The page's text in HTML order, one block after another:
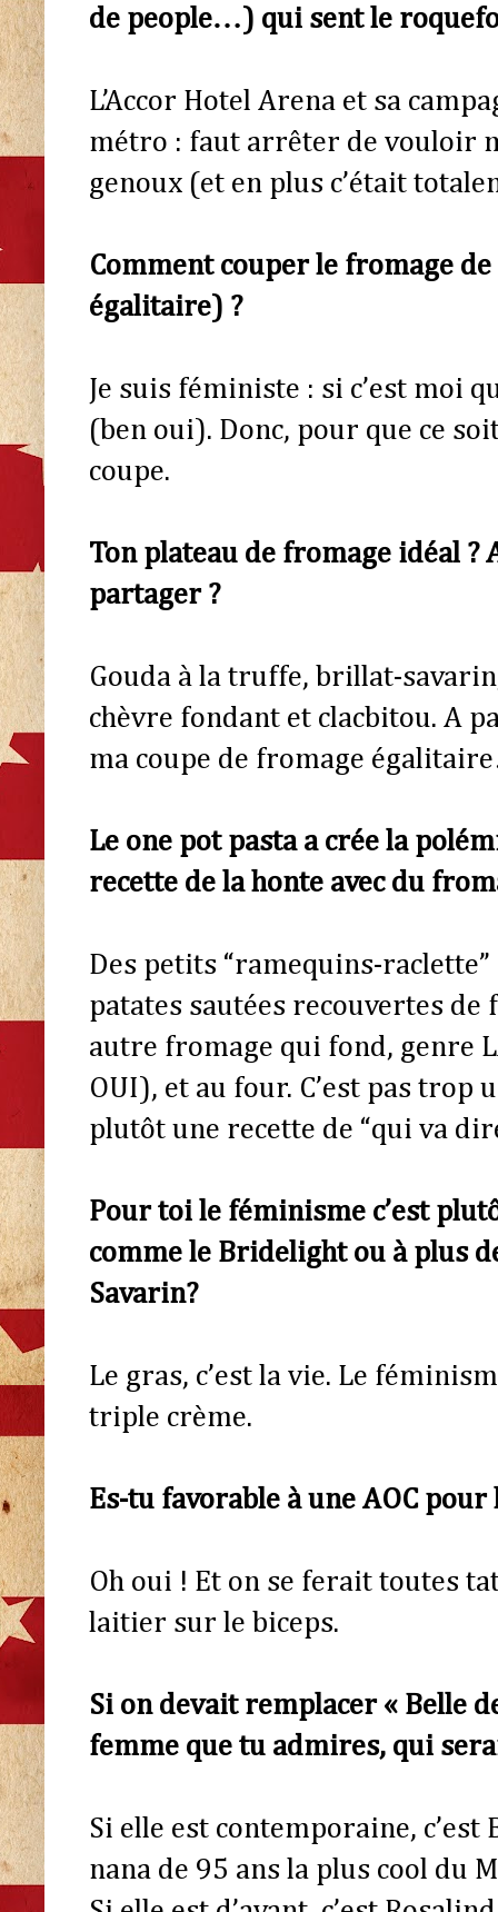
de people…) qui sent le
L’Accor Hotel Arena et sa
métro : faut arrêter de vouloir
genoux (et en plus c’était
Comment couper le fromage
égalitaire) ?
Je suis féministe : si c’est moi
(ben oui). Donc, pour que ce
coupe.
Ton plateau de fromage idéal ?
partager ?
Gouda à la truffe, brillat-
chèvre fondant et clacbitou. A
ma coupe de fromage
Le one pot pasta a crée la
recette de la honte avec du
Des petits “ramequins-
patates sautées recouvertes
autre fromage qui fond, genre
OUI), et au four. C’est pas trop
plutôt une recette de “qui va
Pour toi le féminisme c’est
comme le Bridelight ou à plus
Savarin?
Le gras, c’est la vie. Le
triple crème.
Es-tu favorable à une AOC
Oh oui ! Et on se ferait toutes
laitier sur le biceps.
Si on devait remplacer « Belle
femme que tu admires, qui
Si elle est contemporaine,
nana de 95 ans la plus cool du